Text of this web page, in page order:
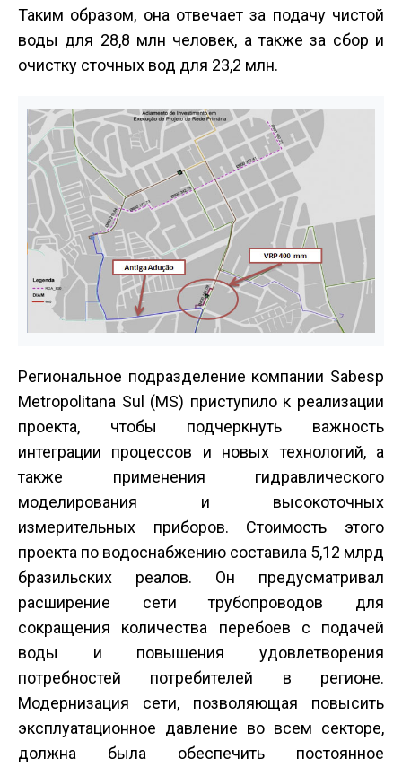
Таким образом, она отвечает за подачу чистой
воды для 28,8 млн человек, а также за сбор и
очистку сточных вод для 23,2 млн.
Региональное подразделение компании Sabesp
Metropolitana Sul (MS) приступило к реализации
проекта, чтобы подчеркнуть важность
интеграции процессов и новых технологий, а
также применения гидравлического
моделирования и высокоточных
измерительных приборов. Стоимость этого
проекта по водоснабжению составила 5,12 млрд
бразильских реалов. Он предусматривал
расширение сети трубопроводов для
сокращения количества перебоев с подачей
воды и повышения удовлетворения
потребностей потребителей в регионе.
Модернизация сети, позволяющая повысить
эксплуатационное давление во всем секторе,
должна была обеспечить постоянное